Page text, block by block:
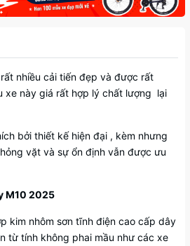
nhiều cải tiến đẹp và được rất
xe này giá rất hợp lý chất lượng lại
bởi thiết kế hiện đại , kèm nhưng
vặt và sự ổn định vẫn được ưu
M10 2025
kim nhôm sơn tĩnh điện cao cấp dây
từ tính không phai mầu như các xe